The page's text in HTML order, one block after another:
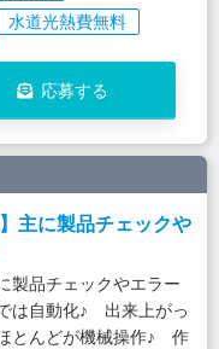
水道光熱費無料
応募する
主に製品チェックや
製品チェックやエラー
は自動化♪ 出来上がっ
とんどが機械操作♪ 作